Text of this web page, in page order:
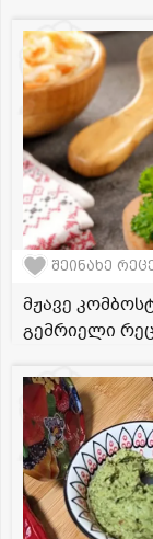
შეინახე
მჟავე
გემრიელი